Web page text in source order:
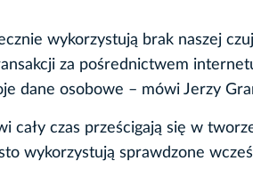
wykorzystują brak naszej
za pośrednictwem
dane osobowe – mówi Jerzy
cały czas prześcigają się w
wykorzystują sprawdzone